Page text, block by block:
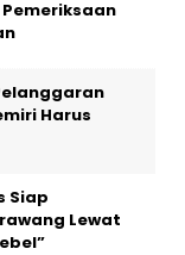
Harus
Siap
Lewat